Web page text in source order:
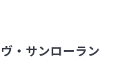
・サンローラン